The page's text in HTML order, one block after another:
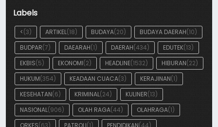
Labels
<(3) ARTIKEL(18) BUDAYA(20) BUDAYA DAERAH(10)
BUDPAR(7) DAEARAH(1) DAERAH(434) EDUTEK(13)
EKBIS(5) EKONOMI(2) HEADLINE(1532) HIBURAN(22)
HUKUM(354) KEADAAN CUACA(3) KERAJINAN(1)
KESEHATAN(6) KRIMINAL(24) KULINER(13)
NASIONAL(906) OLAH RAGA(44) OLAHRAGA(1)